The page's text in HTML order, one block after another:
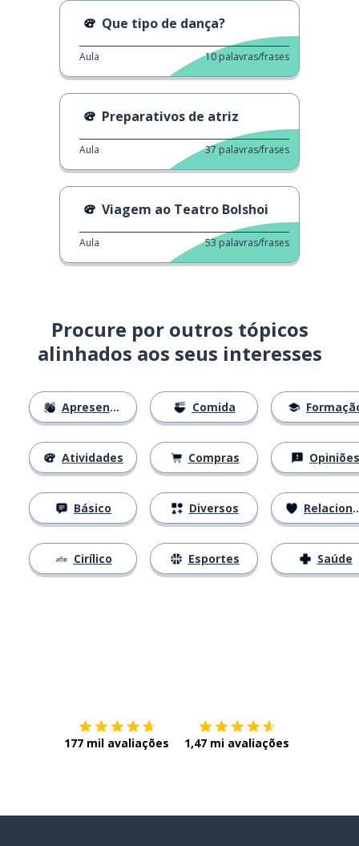
Que tipo de dança?
Aula 10 palavras/frases
Preparativos de atriz
Aula 37 palavras/frases
Viagem ao Teatro Bolshoi
Aula 53 palavras/frases
Procure por outros tópicos
alinhados aos seus interesses
Apresentações
Atividades
Básico
Cirílico
Comida
Compras
Diversos
Esportes
Opiniões
Relacionamentos
Saúde
177 mil avaliações 1,47 mi avaliações